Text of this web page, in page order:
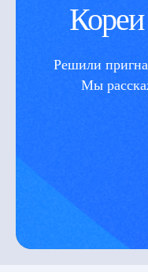
Кореи
Решили
Мы